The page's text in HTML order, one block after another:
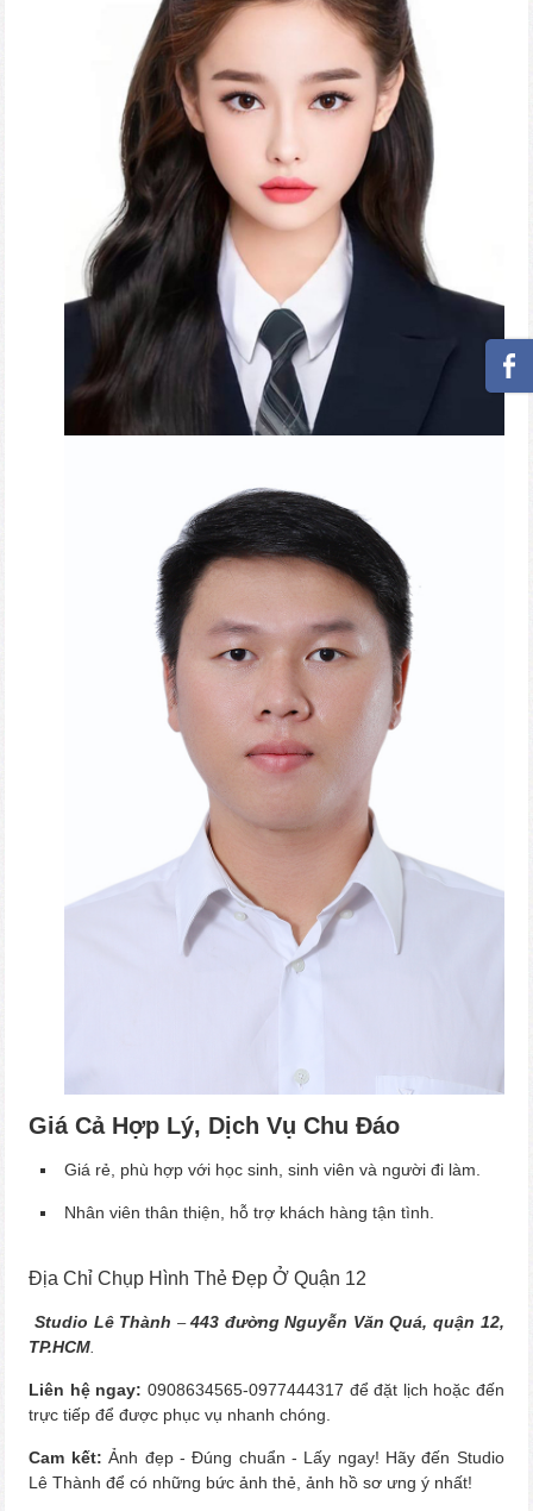
Giá Cả Hợp Lý, Dịch Vụ Chu Đáo
Giá rẻ, phù hợp với học sinh, sinh viên và người đi làm.
Nhân viên thân thiện, hỗ trợ khách hàng tận tình.
Địa Chỉ Chụp Hình Thẻ Đẹp Ở Quận 12
Studio Lê Thành –443 đường Nguyễn Văn Quá, quận 12,
TP.HCM
Liên hệ ngay: 0908634565-0977444317 để đặt lịch hoặc đến
trực tiếp để được phục vụ nhanh chóng.
Cam kết: Ảnh đẹp - Đúng chuẩn - Lấy ngay! Hãy đến Studio
Lê Thành để có những bức ảnh thẻ, ảnh hồ sơ ưng ý nhất!